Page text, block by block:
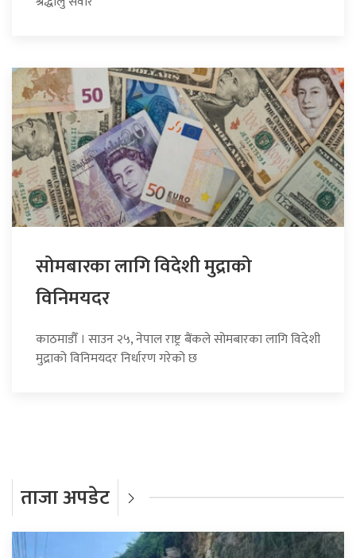
सोमबारका लागि विदेशी मुद्राको
विनिमयदर
काठमाडौँ । साउन २५, नेपाल राष्ट्र बैंकले सोमबारका लागि विदेशी
मुद्राको विनिमयदर निर्धारण गरेको छ
ताजा अपडेट